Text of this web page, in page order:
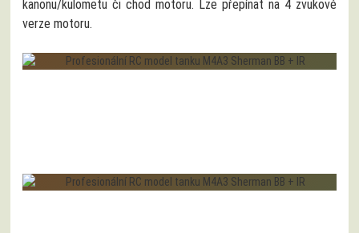
kanonu/kulometu či chod motoru. Lze přepínat na 4 zvukové
verze motoru.